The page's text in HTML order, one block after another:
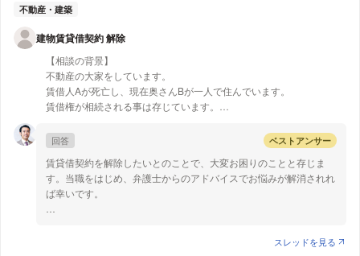
設け、この動きが他県にも広がっています。この管理状況の中に
は、「管理費の滞納状況」も含まれているため、今後、管理費の滞
納が多いと、当該マンションの購入が避けられて過疎化が進み、ひ
いてはマンションの資産価値が低下するなどの影響を与えることと
なることも考えられます。 以上、ご参考になれば幸いです。
実際工事は1日来て2週間こなかったり雨の日だけきたり、平日全然来
らも苦情がきている為、社長さんに連絡すると今週中に終わりますと
言われ全然終わらず工事自体施行ミスが多々あり欠陥も多々あり社長
さん、工事部長さんに連絡したところ次の日から連絡が取れなくなり
ました。
今現在工事も途中のままです。
ん。
詳しい方に確認してもらったら欠陥工事で地震などで倒れてくる危険
があると言われ毎日不安です。
私としては、全額返金、他の業者に頼む修理費、精神的苦痛にとも
なって慰謝料請求できますか？
この場合、全額返金、他の業者に頼む修理費、精神的苦痛にともなっ
次に、債務不履行に基づく損害賠償請求(民法415条1項)が可能で
ると思います。また、債務不履行を理由として慰謝料請求をするこ
とも考えられます。しかし債務不履行と生じた「損害」との間に因
果関係が認められることが必要となります。工事が契約通りに行わ
れなかったことと、負った精神的苦痛の因果関係を立証すること
は、難しいと思います。
不動産・建築
建物賃貸借契約 解除
【相談の背景】
不動産の大家をしています。
賃借人Aが死亡し、現在奥さんBが一人で住んでいます。
賃借権が相続される事は存じています。
簡単な会話しかできず、契約や手続きに関する事は意思疎通できませ
ん。
契約書には、賃借人は連帯保証人を立てる事、連帯保証人が欠けた時
は賃貸人が承諾する者を連帯保証人に立てる事が明記されています
が、実際はAには家賃債務保証会社Cに加入してもらっており、連帯
保証人欄にはCの社名が記載されています。
か問合せたところ、Aの立替債務が残っている、清算されたとしても
回答 ベストアンサー
賃貸借契約を解除したいとのことで、大変お困りのことと存じま
す。当職をはじめ、弁護士からのアドバイスでお悩みが解消されれ
ば幸いです。
住居は生活や事業の基盤であることから、賃貸借契約を解除できる
スレッドを見る